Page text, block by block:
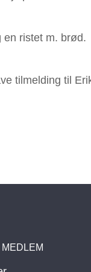
en ristet m. brød.
tilmelding til
MEDLEM